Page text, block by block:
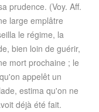
prudence. (Voy. Aff.
large emplâtre
le régime, la
bien loin de guérir,
mort prochaine ; le
appelêt un
estima qu'on ne
déjà été fait.